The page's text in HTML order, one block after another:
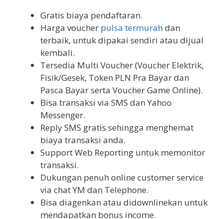
Gratis biaya pendaftaran.
Harga voucher pulsa termurahdan
terbaik, untuk dipakai sendiri atau dijual
kembali.
Tersedia Multi Voucher (Voucher Elektrik,
Fisik/Gesek, Token PLN Pra Bayar dan
Pasca Bayar serta Voucher Game Online).
Bisa transaksi via SMS dan Yahoo
Messenger.
Reply SMS gratis sehingga menghemat
biaya transaksi anda.
Support Web Reporting untuk memonitor
transaksi.
Dukungan penuh online customer service
via chat YM dan Telephone.
Bisa diagenkan atau didownlinekan untuk
mendapatkan bonus income.